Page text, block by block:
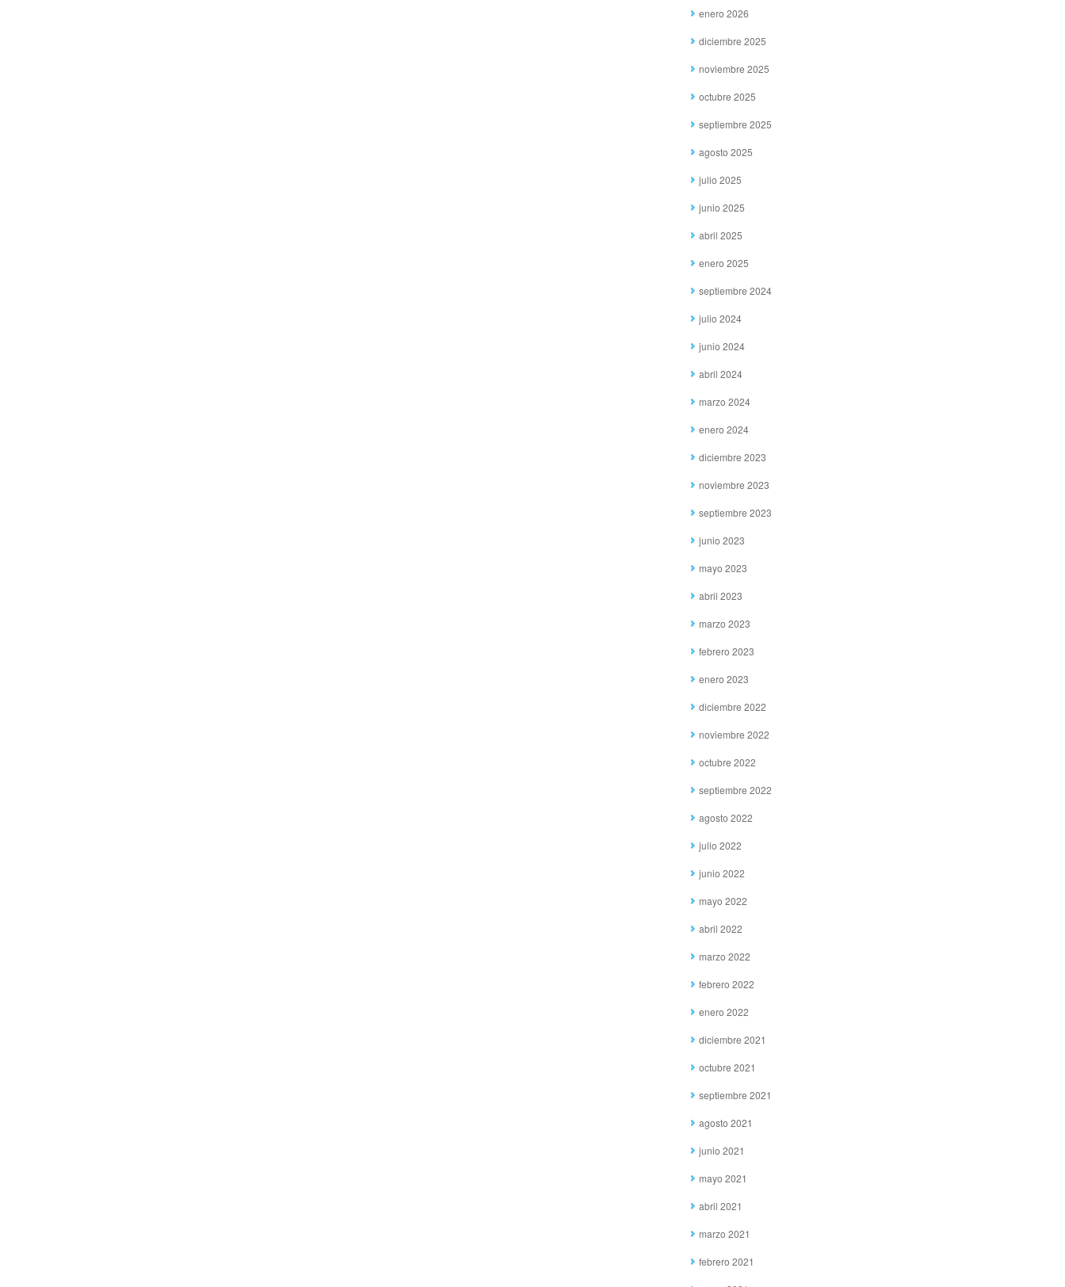
enero 2026
diciembre 2025
noviembre 2025
octubre 2025
septiembre 2025
agosto 2025
julio 2025
junio 2025
abril 2025
enero 2025
septiembre 2024
julio 2024
junio 2024
abril 2024
marzo 2024
enero 2024
diciembre 2023
noviembre 2023
septiembre 2023
junio 2023
mayo 2023
abril 2023
marzo 2023
febrero 2023
enero 2023
diciembre 2022
noviembre 2022
octubre 2022
septiembre 2022
agosto 2022
julio 2022
junio 2022
mayo 2022
abril 2022
marzo 2022
febrero 2022
enero 2022
diciembre 2021
octubre 2021
septiembre 2021
agosto 2021
junio 2021
mayo 2021
abril 2021
marzo 2021
febrero 2021